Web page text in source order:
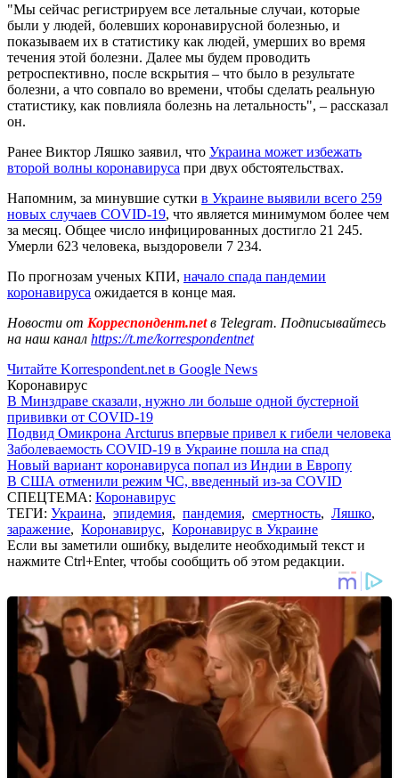
"Мы сейчас регистрируем все летальные случаи, которые
были у людей, болевших коронавирусной болезнью, и
показываем их в статистику как людей, умерших во время
течения этой болезни. Далее мы будем проводить
ретроспективно, после вскрытия – что было в результате
болезни, а что совпало во времени, чтобы сделать реальную
статистику, как повлияла болезнь на летальность", – рассказал
он.
Ранее Виктор Ляшко заявил, что Украина может избежать
второй волны коронавируса при двух обстоятельствах.
Напомним, за минувшие сутки в Украине выявили всего 259
новых случаев COVID-19, что является минимумом более чем
за месяц. Общее число инфицированных достигло 21 245.
Умерли 623 человека, выздоровели 7 234.
По прогнозам ученых КПИ, начало спада пандемии
коронавируса ожидается в конце мая.
Новости от Корреспондент.netв Telegram. Подписывайтесь
на наш канал https://t.me/korrespondentnet
Читайте Korrespondent.net в Google News
Коронавирус
В Минздраве сказали, нужно ли больше одной бустерной
прививки от COVID-19
Подвид Омикрона Arcturus впервые привел к гибели человека
Заболеваемость COVID-19 в Украине пошла на спад
Новый вариант коронавируса попал из Индии в Европу
В США отменили режим ЧС, введенный из-за COVID
СПЕЦТЕМА: Коронавирус
ТЕГИ: Украина, эпидемия, пандемия, смертность, Ляшко,
заражение, Коронавирус, Коронавирус в Украине
Если вы заметили ошибку, выделите необходимый текст и
нажмите Ctrl+Enter, чтобы сообщить об этом редакции.